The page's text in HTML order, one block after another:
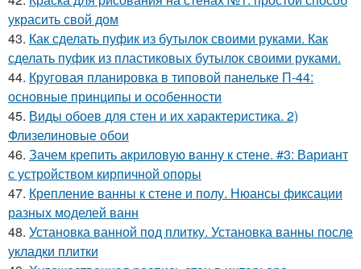
украсить свой дом
43. Как сделать пуфик из бутылок своими руками. Как
сделать пуфик из пластиковых бутылок своими руками.
44. Круговая планировка в типовой панельке П-44:
основные принципы и особенности
45. Виды обоев для стен и их характеристика. 2)
Флизелиновые обои
46. Зачем крепить акриловую ванну к стене. #3: Вариант
с устройством кирпичной опоры
47. Крепление ванны к стене и полу. Нюансы фиксации
разных моделей ванн
48. Установка ванной под плитку. Установка ванны после
укладки плитки